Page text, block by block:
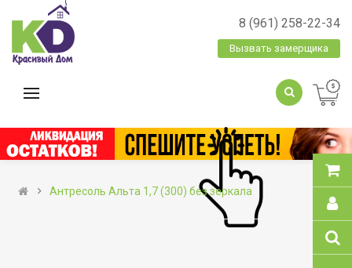
8 (961) 258-22-34
Вызвать замерщика
Антресоль Альта 1,7 (300) без зеркала